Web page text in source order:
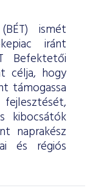
ismét
iránt
Befektetői
célja, hogy
támogassa
kibocsátók
naprakész
és régiós